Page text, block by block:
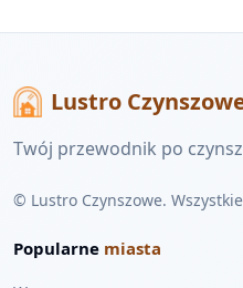
Lustro
Twój przewodnik po
© Lustro Czynszowe.
Popularne miasta